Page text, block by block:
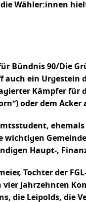
Wähler:innen
Bündnis 90/Die
ein Urgestein
Kämpfer
oder dem Acker
Haupt-,
Tochter der
vier Jahrzehnten
die Leipolds, die